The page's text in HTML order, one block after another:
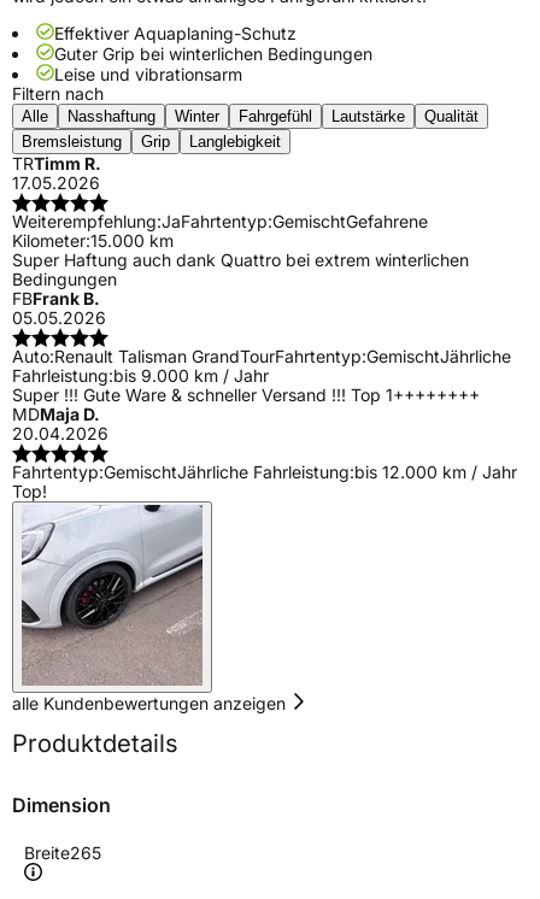
Effektiver Aquaplaning-Schutz
Guter Grip bei winterlichen Bedingungen
Leise und vibrationsarm
Filtern nach
Alle Nasshaftung Winter Fahrgefühl Lautstärke
Qualität
Bremsleistung
Grip Langlebigkeit
TRTimm R.
17.05.2026
Weiterempfehlung:JaFahrtentyp:GemischtGefahrene
Kilometer:15.000 km
Super Haftung auch dank Quattro bei extrem winterlichen
Bedingungen
FBFrank B.
05.05.2026
Auto:Renault Talisman GrandTourFahrtentyp:GemischtJährliche
Fahrleistung:bis 9.000 km / Jahr
Super !!! Gute Ware & schneller Versand !!! Top 1++++++++
MDMaja D.
20.04.2026
Fahrtentyp:GemischtJährliche Fahrleistung:bis 12.000 km / Jahr
Top!
alle Kundenbewertungen anzeigen
Produktdetails
Dimension
Breite265